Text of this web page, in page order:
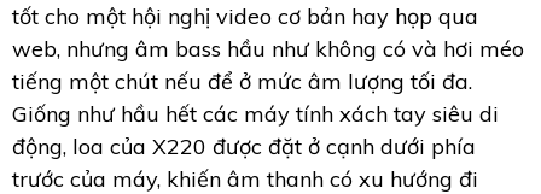
tốt cho một hội nghị video cơ bản hay họp qua
web, nhưng âm bass hầu như không có và hơi méo
tiếng một chút nếu để ở mức âm lượng tối đa.
Giống như hầu hết các máy tính xách tay siêu di
động, loa của X220 được đặt ở cạnh dưới phía
trước của máy, khiến âm thanh có xu hướng đi